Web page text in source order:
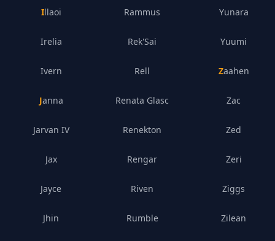
Illaoi
Irelia
Ivern
Janna
Jarvan IV
Jax
Jayce
Jhin
Rammus
Rek'Sai
Rell
Renata Glasc
Renekton
Rengar
Riven
Rumble
Yunara
Yuumi
Zaahen
Zac
Zed
Zeri
Ziggs
Zilean